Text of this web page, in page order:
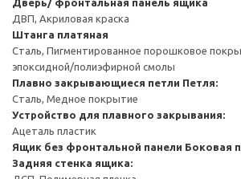
ДВП, Акриловая краска
Штанга платяная
Сталь, Пигментированное порошковое
эпоксидной/полиэфирной смолы
Плавно закрывающиеся петли Петля:
Сталь, Медное покрытие
Устройство для плавного закрывания:
Ацеталь пластик
Ящик без фронтальной панели Боковая
Задняя стенка ящика: